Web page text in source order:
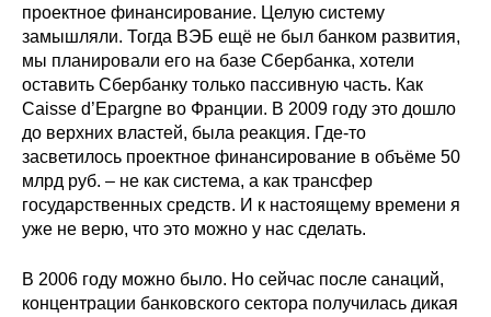
проектное финансирование. Целую систему
замышляли. Тогда ВЭБ ещё не был банком развития,
мы планировали его на базе Сбербанка, хотели
оставить Сбербанку только пассивную часть. Как
Caisse d’Epargne во Франции. В 2009 году это дошло
до верхних властей, была реакция. Где-то
засветилось проектное финансирование в объёме 50
млрд руб. – не как система, а как трансфер
государственных средств. И к настоящему времени я
уже не верю, что это можно у нас сделать.
В 2006 году можно было. Но сейчас после санаций,
концентрации банковского сектора получилась дикая